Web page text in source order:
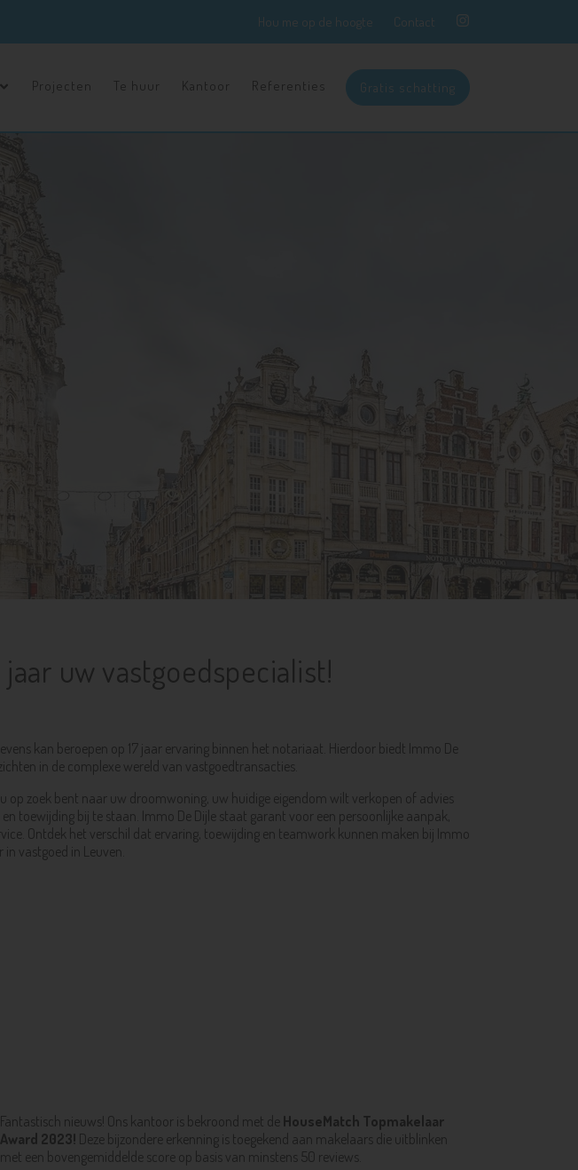
Hou me op de hoogte Contact
Projecten Te huur Kantoor Referenties Gratis schatting
uw vastgoedspecialist!
kan beroepen op 17 jaar ervaring binnen het notariaat. Hierdoor biedt Immo De
in de complexe wereld van vastgoedtransacties.
op zoek bent naar uw droomwoning, uw huidige eigendom wilt verkopen of advies
toewijding bij te staan. Immo De Dijle staat garant voor een persoonlijke aanpak,
Ontdek het verschil dat ervaring, toewijding en teamwork kunnen maken bij Immo
vastgoed in Leuven.
Fantastisch nieuws! Ons kantoor is bekroond met de HouseMatch Topmakelaar
Award 2023! Deze bijzondere erkenning is toegekend aan makelaars die uitblinken
met een bovengemiddelde score op basis van minstens 50 reviews.